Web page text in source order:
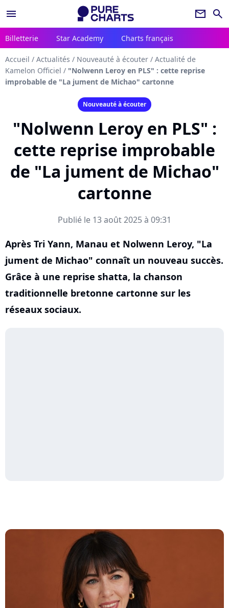
menu newsletter search
Billetterie Star Academy Charts français
Accueil / Actualités / Nouveauté à écouter / Actualité de
Kamelon Officiel / "Nolwenn Leroy en PLS" : cette reprise
improbable de "La jument de Michao" cartonne
Nouveauté à écouter
"Nolwenn Leroy en PLS" :
cette reprise improbable
de "La jument de Michao"
cartonne
Publié le 13 août 2025 à 09:31
Après Tri Yann, Manau et Nolwenn Leroy, "La
jument de Michao" connaît un nouveau succès.
Grâce à une reprise shatta, la chanson
traditionnelle bretonne cartonne sur les
réseaux sociaux.